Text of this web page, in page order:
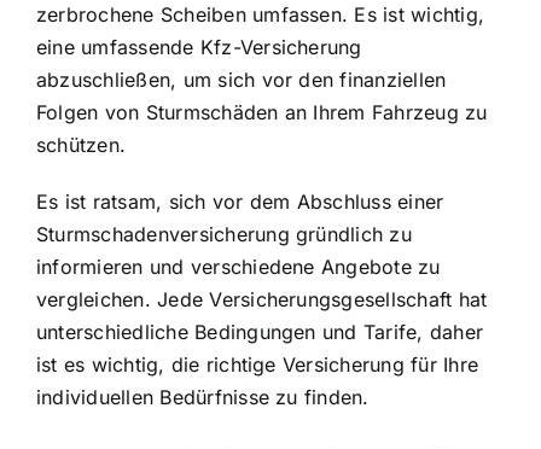
zerbrochene Scheiben umfassen. Es ist wichtig,
eine umfassende Kfz-Versicherung
abzuschließen, um sich vor den finanziellen
Folgen von Sturmschäden an Ihrem Fahrzeug zu
schützen.
Es ist ratsam, sich vor dem Abschluss einer
Sturmschadenversicherung gründlich zu
informieren und verschiedene Angebote zu
vergleichen. Jede Versicherungsgesellschaft hat
unterschiedliche Bedingungen und Tarife, daher
ist es wichtig, die richtige Versicherung für Ihre
individuellen Bedürfnisse zu finden.